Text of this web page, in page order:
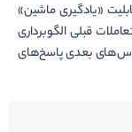
«یادگیری ماشین»
قبلی الگوبرداری
بعدی پاسخ‌های